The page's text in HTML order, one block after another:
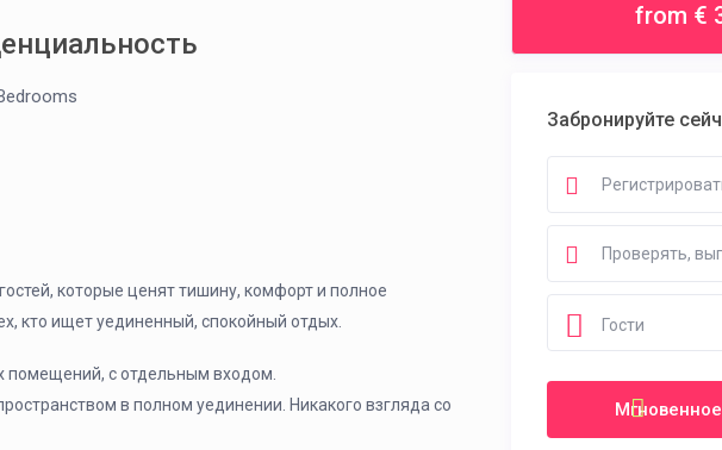
которые ценят тишину, комфорт и полное
кто ищет уединенный, спокойный отдых.
помещений, с отдельным входом.
в полном уединении. Никакого взгляда со
from €
Забронируйте
Гости